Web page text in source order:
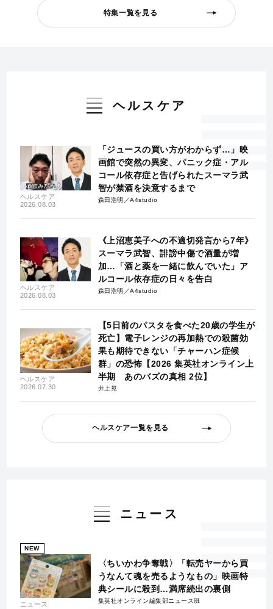
特集一覧を見る
ヘルスケア
ヘルスケア
2026.08.03
「ジュースの買い方がわからず…」映
画館で突然の異変、パニック症・アル
コール依存症と告げられたスーマラ武
智が禁酒を決意するまで
森田浩明／A4studio
ヘルスケア
2026.08.03
《上沼恵美子への不適切発言から7年》
スーマラ武智、誹謗中傷で酒量が増
加…「酒と薬を一緒に飲んでいた」ア
ルコール依存症の日々を告白
森田浩明／A4studio
ヘルスケア
2026.07.30
【5日前のパスタを食べた20歳の学生が
死亡】電子レンジの再加熱での殺菌効
果も期待できない「チャーハン症候
群」の恐怖【2026 集英社オンライン上
半期 あのバズの真相 2位】
井上晃
ヘルスケア一覧を見る
ニュース
NEW
ニュース
〈ちいかわ争奪戦〉「転売ヤーから買
うなんて魂を売るようなもの」映画特
典シールに殺到…満席続出の裏側
集英社オンライン編集部ニュース班